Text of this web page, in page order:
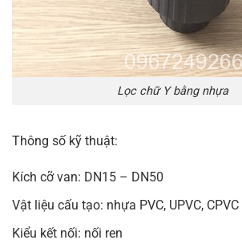
Lọc chữ Y bằng nhựa
Thông số kỹ thuật:
Kích cỡ van: DN15 – DN50
Vật liệu cấu tạo: nhựa PVC, UPVC, CPVC
Kiểu kết nối: nối ren